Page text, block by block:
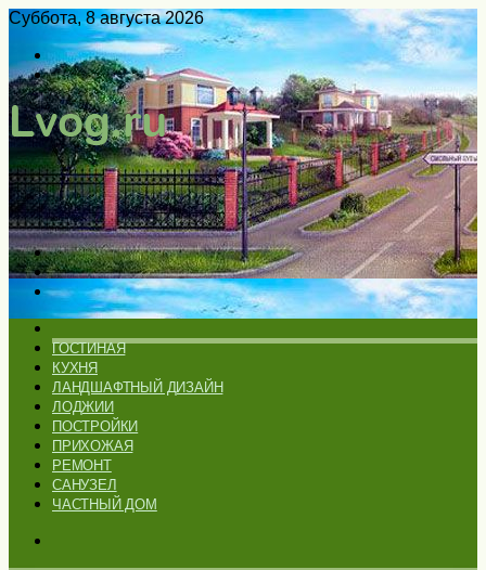
Суббота, 8 августа 2026
Войти
Switch
skin
Меню
Искать
Switch
skin
ГОСТИНАЯ
КУХНЯ
ЛАНДШАФТНЫЙ ДИЗАЙН
ЛОДЖИИ
ПОСТРОЙКИ
ПРИХОЖАЯ
РЕМОНТ
САНУЗЕЛ
ЧАСТНЫЙ ДОМ